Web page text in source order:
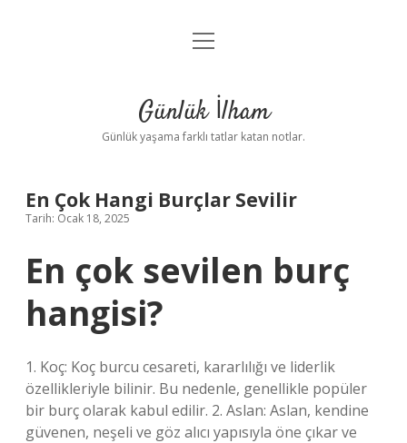
Anasayfa
Yasal Uyarı
menüyü
Günlük İlham
Günlük yaşama farklı tatlar katan notlar.
En Çok Hangi Burçlar Sevilir
Tarih: Ocak 18, 2025
En çok sevilen burç
hangisi?
1. Koç: Koç burcu cesareti, kararlılığı ve liderlik
özellikleriyle bilinir. Bu nedenle, genellikle popüler
bir burç olarak kabul edilir. 2. Aslan: Aslan, kendine
güvenen, neşeli ve göz alıcı yapısıyla öne çıkar ve